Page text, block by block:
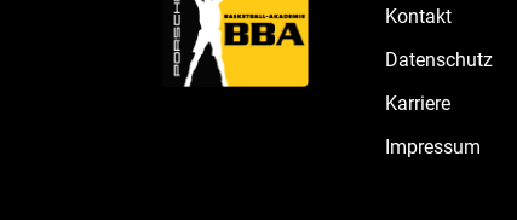
Kontakt
Datenschutz
Karriere
Impressum